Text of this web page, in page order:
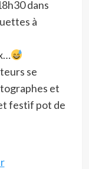
dans
à
se
et
festif pot de